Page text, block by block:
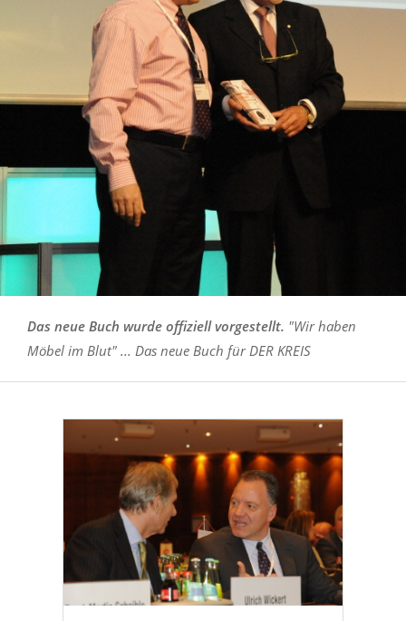
Das neue Buch wurde offiziell vorgestellt. "Wir haben
Möbel im Blut" ... Das neue Buch für DER KREIS